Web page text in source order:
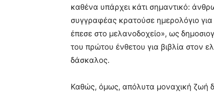
καθένα υπάρχει κάτι σημαντικό:
συγγραφέας κρατούσε ημερολόγιο
έπεσε στο μελανοδοχείο», ως
του πρώτου ένθετου για βιβλία στον
δάσκαλος.
Καθώς, όμως, απόλυτα μοναχική ζωή